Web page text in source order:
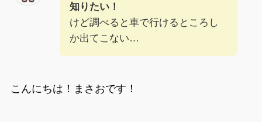
知りたい！
けど調べると車で行けるところし
か出てこない…
こんにちは！まさおです！